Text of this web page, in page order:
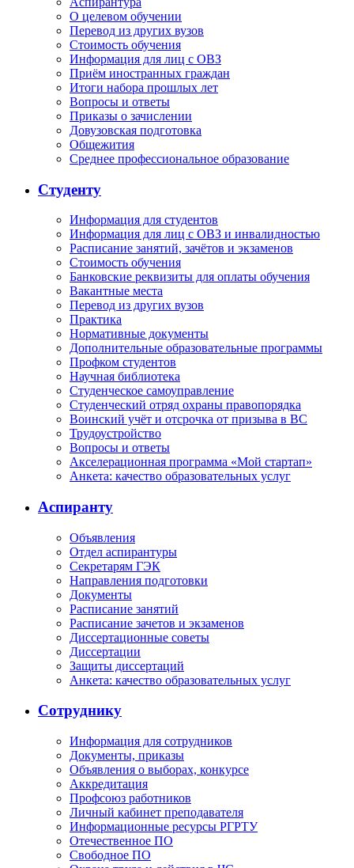
О целевом обучении
Перевод из других вузов
Стоимость обучения
Информация для лиц с ОВЗ
Приём иностранных граждан
Итоги набора прошлых лет
Вопросы и ответы
Приказы о зачислении
Довузовская подготовка
Общежития
Среднее профессиональное образование
Студенту
Информация для студентов
Информация для лиц с ОВЗ и инвалидностью
Расписание занятий, зачётов и экзаменов
Стоимость обучения
Банковские реквизиты для оплаты обучения
Вакантные места
Перевод из других вузов
Практика
Нормативные документы
Дополнительные образовательные программы
Профком студентов
Научная библиотека
Студенческое самоуправление
Студенческий отряд охраны правопорядка
Воинский учёт и отсрочка от призыва в ВС
Трудоустройство
Вопросы и ответы
Акселерационная программа «Мой стартап»
Анкета: качество образовательных услуг
Аспиранту
Объявления
Отдел аспирантуры
Секретарям ГЭК
Направления подготовки
Документы
Расписание занятий
Расписание зачетов и экзаменов
Диссертационные советы
Диссертации
Защиты диссертаций
Анкета: качество образовательных услуг
Сотруднику
Информация для сотрудников
Документы, приказы
Объявления о выборах, конкурсе
Аккредитация
Профсоюз работников
Личный кабинет преподавателя
Информационные ресурсы РГРТУ
Отечественное ПО
Свободное ПО